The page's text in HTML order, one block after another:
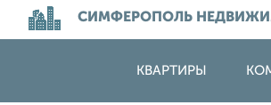
СИМФЕРОПОЛЬ
КВАРТИРЫ